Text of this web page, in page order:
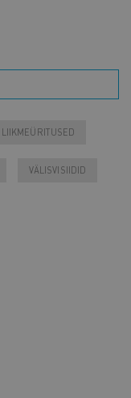
LIIKMEÜRITUSED
VÄLISVISIIDID